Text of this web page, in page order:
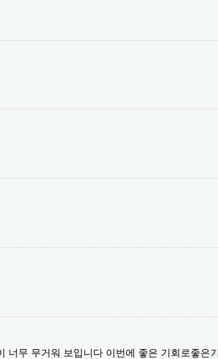
무 무거워 보입니다 이번에 좋은 기회로좋은